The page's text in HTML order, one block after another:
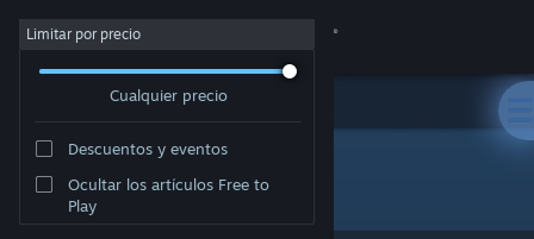
Iniciar sesión
Acerca de
Limitar por precio
Cualquier precio
Descuentos y eventos
Ocultar los artículos Free to
Play
Desarrollador: Vector VR, LLC